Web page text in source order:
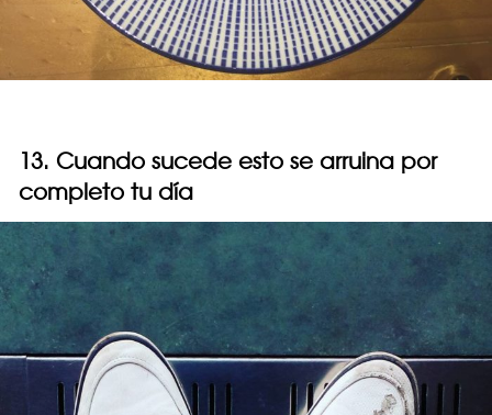
13. Cuando sucede esto se arruina por
completo tu día